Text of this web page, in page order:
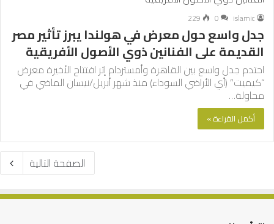
islamic
0
229
جدل واسع حول معرض في هولندا يبرز تأثير مصر
القديمة على الفنانين ذوي الأصول الأفريقية
احتدم جدل واسع بين القاهرة وأمستردام إثر افتتاح الأخيرة معرض
“كيميت” (أي الأراضي السوداء) منذ شهر أبريل/نيسان الماضي في
محاولة…
أكمل القراءة »
الصفحة التالية